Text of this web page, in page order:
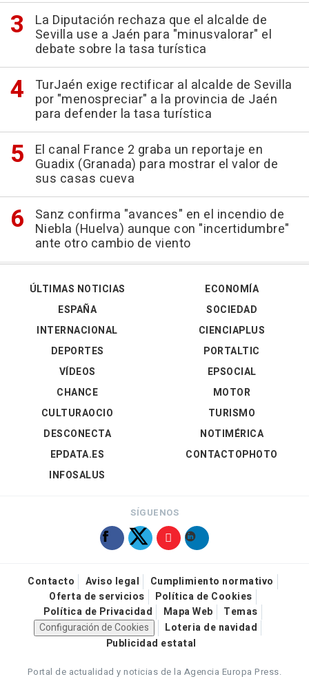
La Diputación rechaza que el alcalde de
Sevilla use a Jaén para "minusvalorar" el
debate sobre la tasa turística
TurJaén exige rectificar al alcalde de Sevilla
por "menospreciar" a la provincia de Jaén
para defender la tasa turística
El canal France 2 graba un reportaje en
Guadix (Granada) para mostrar el valor de
sus casas cueva
Sanz confirma "avances" en el incendio de
Niebla (Huelva) aunque con "incertidumbre"
ante otro cambio de viento
ÚLTIMAS NOTICIAS
ESPAÑA
INTERNACIONAL
DEPORTES
VÍDEOS
ECONOMÍA
SOCIEDAD
CIENCIAPLUS
PORTALTIC
EPSOCIAL
CHANCE
CULTURAOCIO
DESCONECTA
EPDATA.ES
INFOSALUS
MOTOR
TURISMO
NOTIMÉRICA
CONTACTOPHOTO
SÍGUENOS
Contacto Aviso legal
Cumplimiento normativo
Oferta de servicios
Política de Cookies
Política de Privacidad
Mapa Web
Temas
Configuración de Cookies
Loteria de navidad
Publicidad estatal
Portal de actualidad y noticias de la Agencia Europa Press.